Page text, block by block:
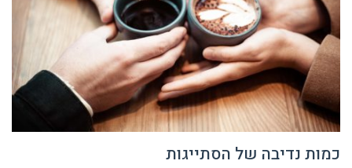
כמות נדיבה של הסתייגות